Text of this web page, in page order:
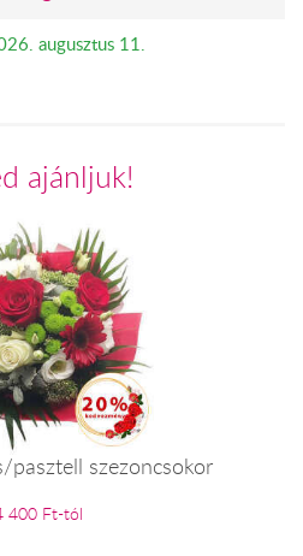
augusztus 11.
ajánljuk!
pasztell szezoncsokor
400 Ft-tól